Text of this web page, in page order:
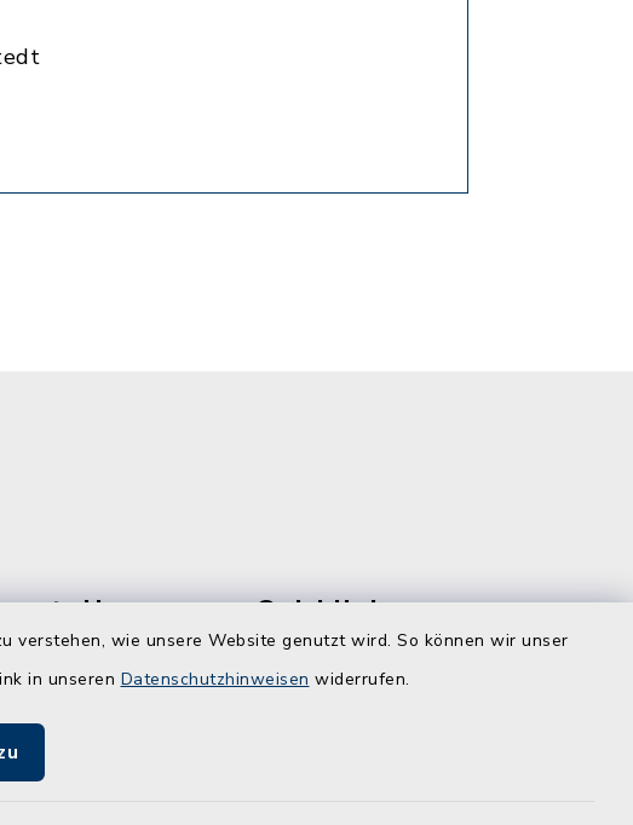
verstehen, wie unsere Website genutzt wird. So können wir unser
in unseren Datenschutzhinweisen widerrufen.
Quicklinks
Kreis Rendsburg-Eckernförde